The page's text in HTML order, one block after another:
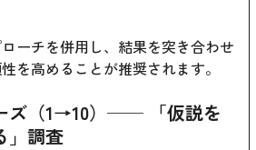
ーチを併用し、結果を突き合わせ
を高めることが推奨されます。
ズ（1→10）── 「仮説を
」調査